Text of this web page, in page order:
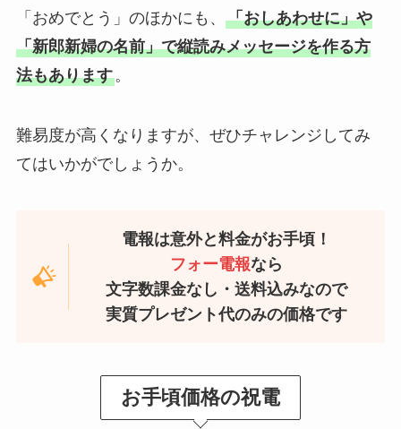
「おめでとう」のほかにも、 「おしあわせに」や
「新郎新婦の名前」で縦読みメッセージを作る方
法もあります。
難易度が高くなりますが、ぜひチャレンジしてみ
てはいかがでしょうか。
電報は意外と料金がお手頃！
フォー電報なら
文字数課金なし・送料込みなので
実質プレゼント代のみの価格です
お手頃価格の祝電